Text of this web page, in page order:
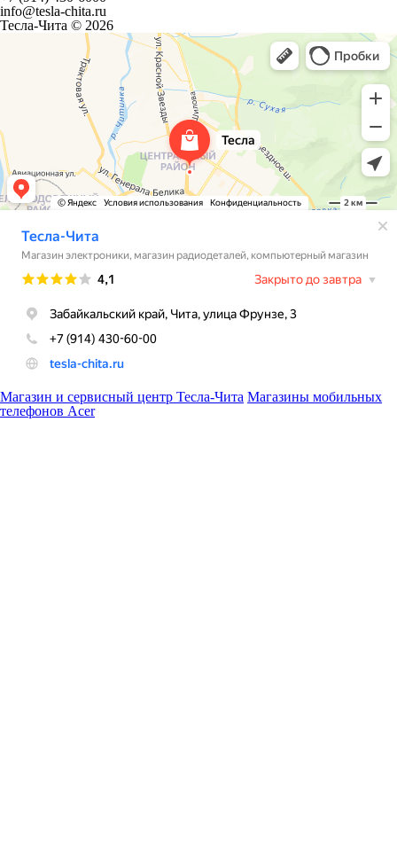
info@tesla-chita.ru
Тесла-Чита © 2026
Магазин и сервисный центр Тесла-Чита Магазины мобильных
телефонов Acer